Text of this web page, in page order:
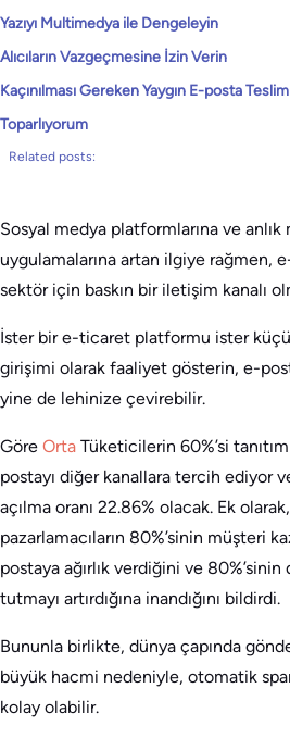
Yazıyı Multimedya ile Dengeleyin
Alıcıların Vazgeçmesine İzin Verin
Kaçınılması Gereken Yaygın E-posta
Toparlıyorum
Related posts:
Sosyal medya platformlarına ve anlık
uygulamalarına artan ilgiye rağmen,
sektör için baskın bir iletişim kanalı
İster bir e-ticaret platformu ister
girişimi olarak faaliyet gösterin, e-
yine de lehinize çevirebilir.
Göre Orta Tüketicilerin 60%’si
postayı diğer kanallara tercih ediyor
açılma oranı 22.86% olacak. Ek olarak,
pazarlamacıların 80%’sinin müşteri
postaya ağırlık verdiğini ve
tutmayı artırdığına inandığını bildirdi.
Bununla birlikte, dünya çapında
büyük hacmi nedeniyle, otomatik
kolay olabilir.